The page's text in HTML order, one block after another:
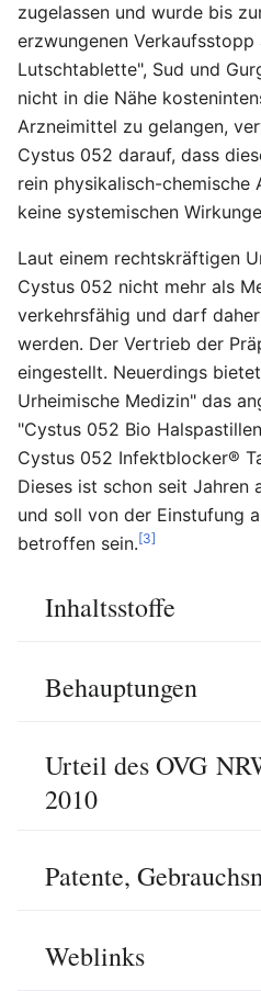
zugelassen und wurde bis
erzwungenen
Lutschtablette", Sud und
nicht in die Nähe
Arzneimittel zu gelangen,
Cystus 052 darauf, dass
rein physikalisch-
keine systemischen
Laut einem rechtskräftigen
Cystus 052 nicht mehr als
verkehrsfähig und darf
werden. Der Vertrieb der
eingestellt. Neuerdings
Urheimische Medizin" das
"Cystus 052 Bio
Cystus 052 Infektblocker®
Dieses ist schon seit Jahren
und soll von der Einstufung
betroffen sein.[3]
Inhaltsstoffe
Behauptungen
Urteil des OVG
2010
Patente,
Weblinks